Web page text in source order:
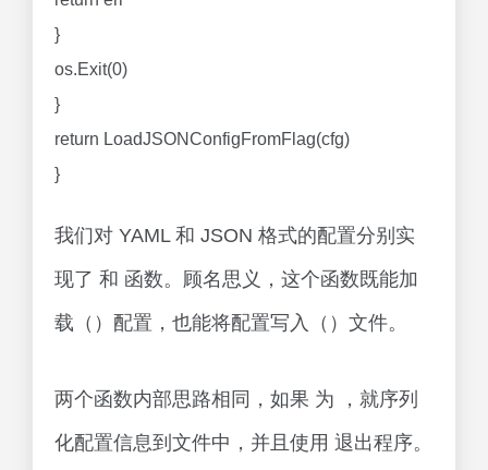
}
os.Exit(0)
}
return LoadJSONConfigFromFlag(cfg)
}
我们对 YAML 和 JSON 格式的配置分别实
现了 和 函数。顾名思义，这个函数既能加
载（）配置，也能将配置写入（）文件。
两个函数内部思路相同，如果 为 ，就序列
化配置信息到文件中，并且使用 退出程序。